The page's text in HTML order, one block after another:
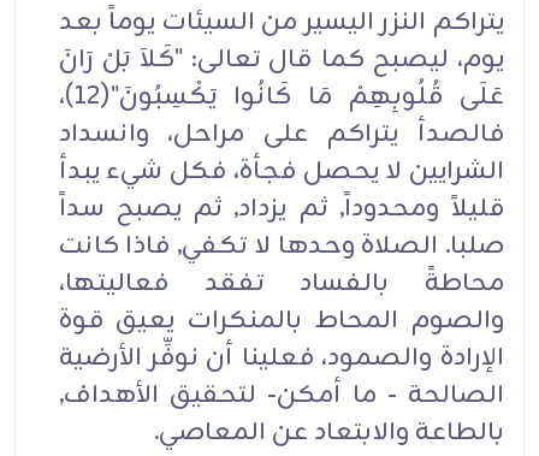
يتراكم النزر اليسير من السيئات يوماً بعد
يوم، ليصبح كما قال تعالى: "كَلاَ بَلْ رَانَ
عَلَى قُلُوبِهِمْ مَا كَانُوا يَكْسِبُونَ"(12)،
فالصدأ يتراكم على مراحل، وانسداد
الشرايين لا يحصل فجأة، فكل شيء يبدأ
قليلاً ومحدوداً, ثم يزداد, ثم يصبح سداً
صلبا. الصلاة وحدها لا تكفي, فاذا كانت
محاطةً بالفساد تفقد فعاليتها،
والصوم المحاط بالمنكرات يعيق قوة
الإرادة والصمود، فعلينا أن نوفِّر الأرضية
الصالحة - ما أمكن- لتحقيق الأهداف,
بالطاعة والابتعاد عن المعاصي.